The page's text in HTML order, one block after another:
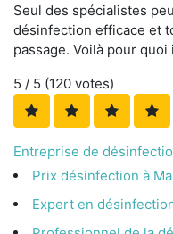
Seul des spécialistes
désinfection efficace et
passage. Voilà pour
5 / 5 (120 votes)
Entreprise de
Prix désinfection à
Expert en